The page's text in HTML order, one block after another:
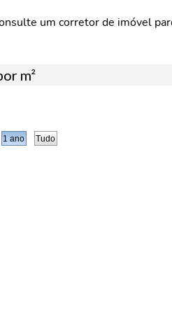
um corretor de imóvel
m²
1 ano Tudo